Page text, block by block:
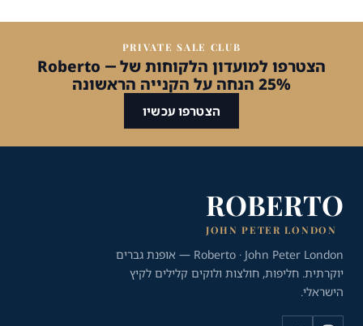
PRIVATE SALE CLUB
הצטרפו למועדון הלקוחות של Roberto —
25% הנחה על הקנייה הראשונה
הצטרפו עכשיו
ROBERTO
JOHN PETER LONDON
Roberto · John Peter London — אופנת גברים
יוקרתית. חליפות, חולצות ולוקים קלילים לקיץ
הישראלי.